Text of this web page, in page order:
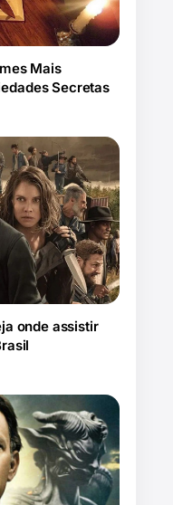
Mais
Secretas
onde assistir